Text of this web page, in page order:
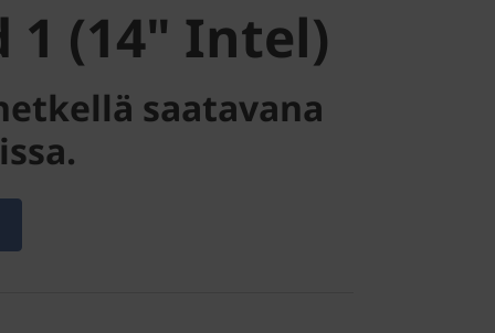
1 (14" Intel)
saatavana